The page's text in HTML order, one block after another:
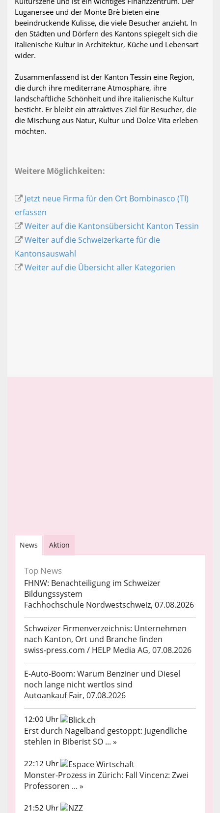
Luganersee und der Monte Brè bieten eine
beeindruckende Kulisse, die viele Besucher anzieht. In
den Städten und Dörfern des Kantons spiegelt sich die
italienische Kultur in Architektur, Küche und Lebensart
wider.
Zusammenfassend ist der Kanton Tessin eine Region,
die durch ihre mediterrane Atmosphäre, ihre
landschaftliche Schönheit und ihre italienische Kultur
besticht. Er bleibt ein attraktives Ziel für Besucher, die
die Mischung aus Natur, Kultur und Dolce Vita erleben
möchten.
Weitere Möglichkeiten:
Jetzt neue Firma für den Ort Bombinasco (TI)
erfassen
Weiter auf die Kantonsübersicht Kanton Tessin
Weiter auf die Schweizerkarte für die
Kantonsauswahl
Weiter auf die Übersicht aller Kategorien
News Aktion
Top News
FHNW: Benachteiligung im Schweizer
Bildungssystem
Fachhochschule Nordwestschweiz, 07.08.2026
Schweizer Firmenverzeichnis: Unternehmen
nach Kanton, Ort und Branche finden
swiss-press.com / HELP Media AG, 07.08.2026
E-Auto-Boom: Warum Benziner und Diesel
noch lange nicht wertlos sind
Autoankauf Fair, 07.08.2026
12:00 Uhr
Erst durch Nagelband gestoppt: Jugendliche
stehlen in Biberist SO ... »
22:12 Uhr
Monster-Prozess in Zürich: Fall Vincenz: Zwei
Professoren ... »
21:52 Uhr